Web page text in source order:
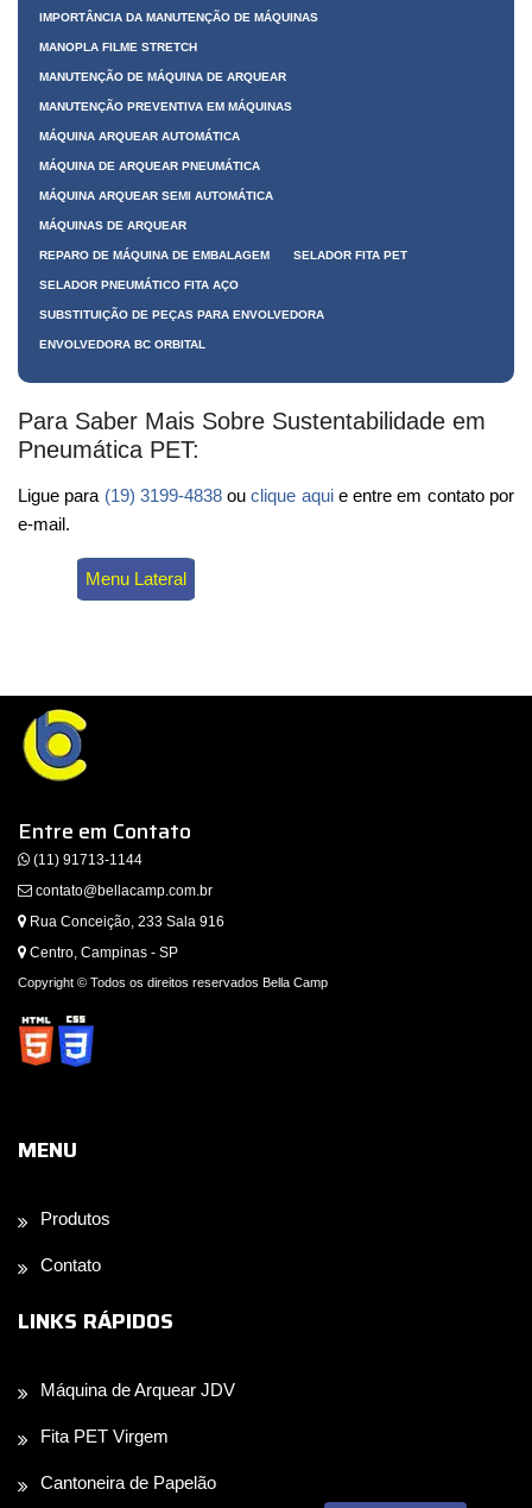
IMPORTÂNCIA DA MANUTENÇÃO DE MÁQUINAS
MANOPLA FILME STRETCH
MANUTENÇÃO DE MÁQUINA DE ARQUEAR
MANUTENÇÃO PREVENTIVA EM MÁQUINAS
MÁQUINA ARQUEAR AUTOMÁTICA
MÁQUINA DE ARQUEAR PNEUMÁTICA
MÁQUINA ARQUEAR SEMI AUTOMÁTICA
MÁQUINAS DE ARQUEAR
REPARO DE MÁQUINA DE EMBALAGEM SELADOR FITA PET
SELADOR PNEUMÁTICO FITA AÇO
SUBSTITUIÇÃO DE PEÇAS PARA ENVOLVEDORA
ENVOLVEDORA BC ORBITAL
Para Saber Mais Sobre Sustentabilidade em
Pneumática PET:
Ligue para (19) 3199-4838ouclique aquie entre em contato por
e-mail.
Menu Lateral
Entre em Contato
(11) 91713-1144
contato@bellacamp.com.br
Rua Conceição, 233 Sala 916
Centro, Campinas - SP
Copyright © Todos os direitos reservados Bella Camp
MENU
Produtos
Contato
LINKS RÁPIDOS
Máquina de Arquear JDV
Fita PET Virgem
Cantoneira de Papelão